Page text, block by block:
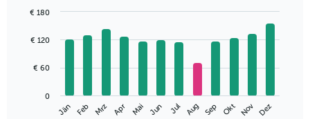
chart
bars.
folgende
graphic.
Jän Feb Mrz Apr Mai Jun Jul Aug Sep Okt Nov Dez
0
€ 60
€ 120
€ 180